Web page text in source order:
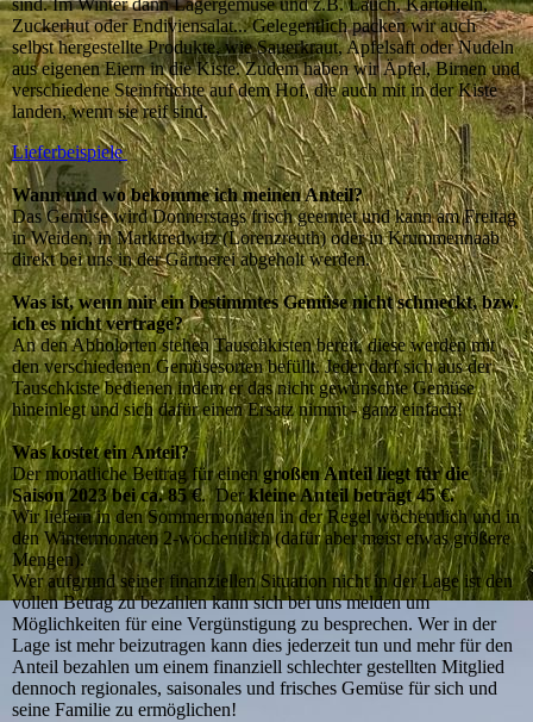
sind. Im Winter dann Lagergemüse und z.B. Lauch, Kartoffeln,
Zuckerhut oder Endiviensalat... Gelegentlich packen wir auch
selbst hergestellte Produkte, wie Sauerkraut, Apfelsaft oder Nudeln
aus eigenen Eiern in die Kiste. Zudem haben wir Äpfel, Birnen und
verschiedene Steinfrüchte auf dem Hof, die auch mit in der Kiste
landen, wenn sie reif sind.
Lieferbeispiele
Wann und wo bekomme ich meinen Anteil?
Das Gemüse wird Donnerstags frisch geerntet und kann am Freitag
in Weiden, in Marktredwitz (Lorenzreuth) oder in Krummennaab
direkt bei uns in der Gärtnerei abgeholt werden.
Was ist, wenn mir ein bestimmtes Gemüse nicht schmeckt, bzw.
ich es nicht vertrage?
An den Abholorten stehen Tauschkisten bereit, diese werden mit
den verschiedenen Gemüsesorten befüllt. Jeder darf sich aus der
Tauschkiste bedienen indem er das nicht gewünschte Gemüse
hineinlegt und sich dafür einen Ersatz nimmt - ganz einfach!
Was kostet ein Anteil?
Der monatliche Beitrag für einengroßen Anteil liegt für die
Saison 2023 bei ca. 85 €. Derkleine Anteil beträgt 45 €.
Wir liefern in den Sommermonaten in der Regel wöchentlich und in
den Wintermonaten 2-wöchentlich (dafür aber meist etwas größere
Mengen).
Wer aufgrund seiner finanziellen Situation nicht in der Lage ist den
vollen Betrag zu bezahlen kann sich bei uns melden um
Möglichkeiten für eine Vergünstigung zu besprechen. Wer in der
Lage ist mehr beizutragen kann dies jederzeit tun und mehr für den
Anteil bezahlen um einem finanziell schlechter gestellten Mitglied
dennoch regionales, saisonales und frisches Gemüse für sich und
seine Familie zu ermöglichen!